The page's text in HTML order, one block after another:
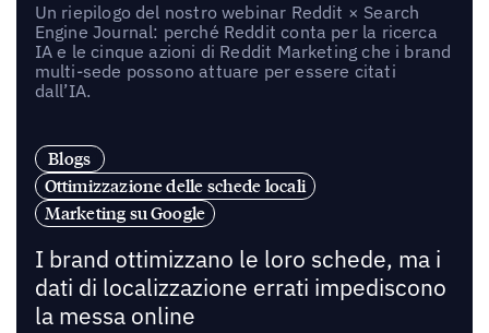
Un riepilogo del nostro webinar Reddit × Search
Engine Journal: perché Reddit conta per la ricerca
IA e le cinque azioni di Reddit Marketing che i brand
multi-sede possono attuare per essere citati
dall’IA.
Blogs
Ottimizzazione delle schede locali
Marketing su Google
I brand ottimizzano le loro schede, ma i
dati di localizzazione errati impediscono
la messa online